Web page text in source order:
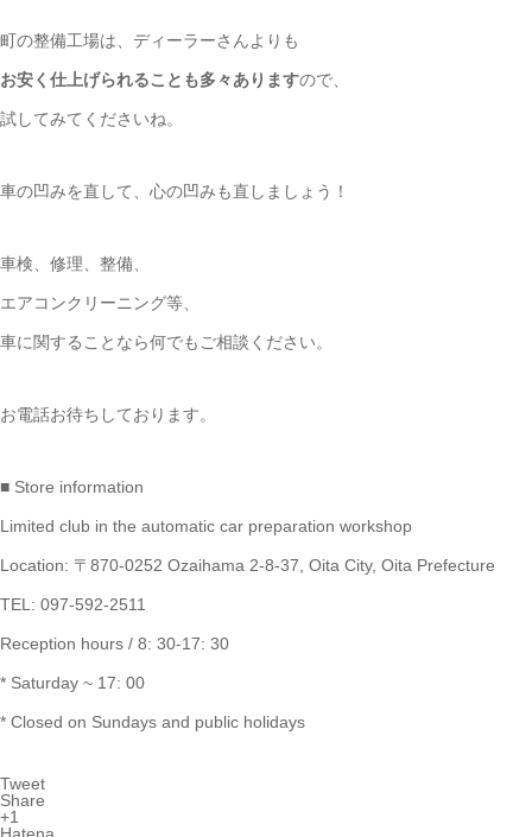
町の整備工場は、ディーラーさんよりも
お安く仕上げられることも多々ありますので、
試してみてくださいね。
車の凹みを直して、心の凹みも直しましょう！
車検、修理、整備、
エアコンクリーニング等、
車に関することなら何でもご相談ください。
お電話お待ちしております。
■ Store information
Limited club in the automatic car preparation workshop
Location: 〒870-0252 Ozaihama 2-8-37, Oita City, Oita Prefecture
TEL: 097-592-2511
Reception hours / 8: 30-17: 30
* Saturday ~ 17: 00
* Closed on Sundays and public holidays
Tweet
Share
+1